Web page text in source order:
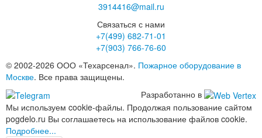
3914416@mail.ru
Связаться с нами
+7(499) 682-71-01
+7(903) 766-76-60
© 2002-2026 ООО «Техарсенал». Пожарное оборудование в
Москве. Все права защищены.
Разработанно в
Мы используем cookie-файлы. Продолжая пользование сайтом
pogdelo.ru Вы соглашаетесь на использование файлов cookie.
Подробнее...